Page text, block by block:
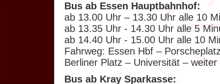
Bus ab Essen Hauptbahnhof:
ab 13.00 Uhr – 13.30 Uhr alle 10
ab 13.35 Uhr - 14.30 Uhr alle 5
ab 14.40 Uhr - 15.00 Uhr alle 10
Fahrweg: Essen Hbf –
Berliner Platz – Universität –
Bus ab Kray Sparkasse: